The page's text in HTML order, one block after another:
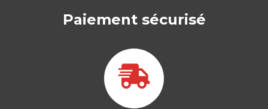
Paiement sécurisé